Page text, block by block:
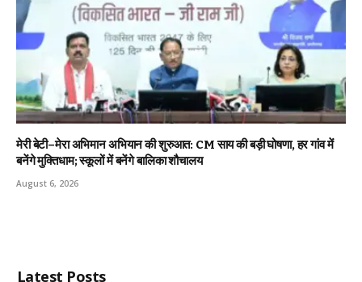
मेरी बेटी–मेरा अभिमान अभियान की शुरुआत: CM साय की बड़ी घोषणा, हर गांव में
बनेंगे मुक्तिधाम; स्कूलों में बनेंगे बालिका शौचालय
August 6, 2026
Latest Posts